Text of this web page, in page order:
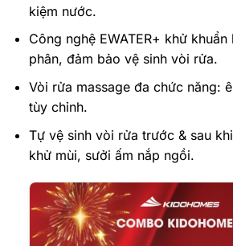
kiệm nước.
Công nghệ EWATER+ khử
phân, đảm bảo vệ sinh vòi rửa.
Vòi rửa massage đa chức năng:
tùy chỉnh.
Tự vệ sinh vòi rửa trước & sau
khử mùi, sưởi ấm nắp ngồi.